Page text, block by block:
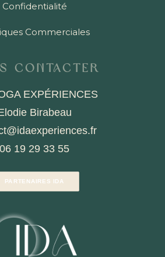
Confidentialité
Commerciales
contacter
EXPÉRIENCES
Birabeau
06 19 29 33 55
PARTENAIRES IDA